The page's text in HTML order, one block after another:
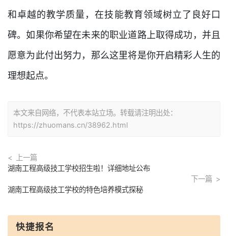
和卓越的教学质量，在技能教育领域树立了良好口
碑。如果你希望在未来的职业道路上取得成功，并且
愿意为此付出努力，那么这里将是你开启精彩人生的
理想起点。
本文来自网络，不代表本站立场。转载请注明出处：
https://zhuomans.cn/38962.html
上一篇
湖南工程高级技工学校招生啦！详细地址公布
下一篇
湖南工程高级技工学校的特色培养模式探秘
快捷报名